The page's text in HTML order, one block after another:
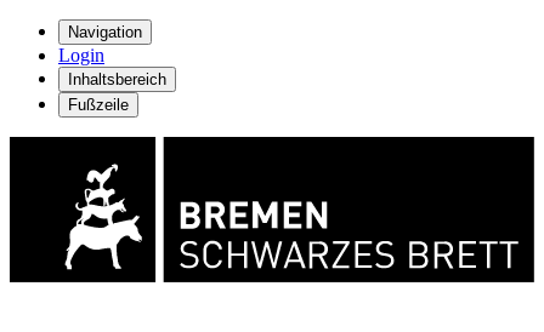
Navigation
Login
Inhaltsbereich
Fußzeile